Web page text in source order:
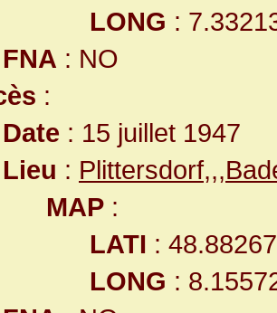
LONG :
FNA : NO
:
Date : 15 juillet 1947
Lieu :
MAP :
LATI :
LONG :